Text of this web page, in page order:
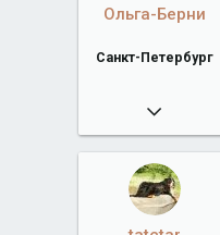
Ольга-Берни
Санкт-Петербург
02.01.2010
20 577
Город